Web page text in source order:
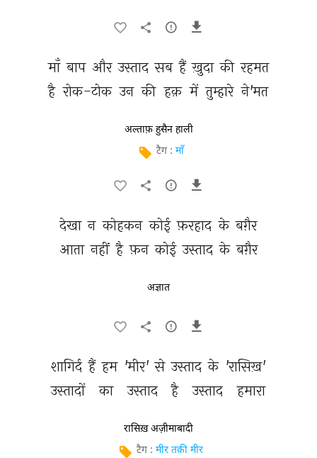
माँ बाप और उस्ताद सब हैं ख़ुदा की रहमत
है रोक-टोक उन की हक़ में तुम्हारे ने'मत
अल्ताफ़ हुसैन हाली
टैग : माँ
देखा न कोहकन कोई फ़रहाद के बग़ैर
आता नहीं है फ़न कोई उस्ताद के बग़ैर
अज्ञात
शागिर्द हैं हम 'मीर' से उस्ताद के 'रासिख़'
उस्तादों
का उस्ताद है उस्ताद हमारा
रासिख़ अज़ीमाबादी
टैग : मीर तक़ी मीर